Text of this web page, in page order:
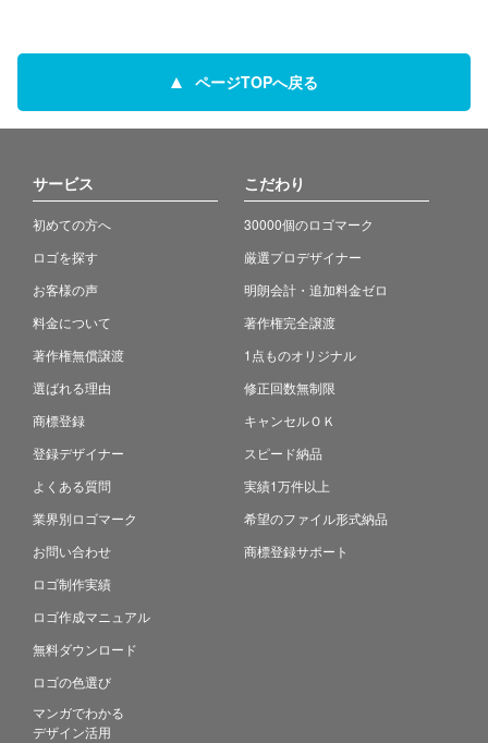
ページTOPへ戻る
サービス
初めての方へ
ロゴを探す
お客様の声
料金について
著作権無償譲渡
選ばれる理由
商標登録
登録デザイナー
よくある質問
業界別ロゴマーク
お問い合わせ
ロゴ制作実績
ロゴ作成マニュアル
無料ダウンロード
ロゴの色選び
マンガでわかる
デザイン活用
こだわり
30000個のロゴマーク
厳選プロデザイナー
明朗会計・追加料金ゼロ
著作権完全譲渡
1点ものオリジナル
修正回数無制限
キャンセルＯＫ
スピード納品
実績1万件以上
希望のファイル形式納品
商標登録サポート